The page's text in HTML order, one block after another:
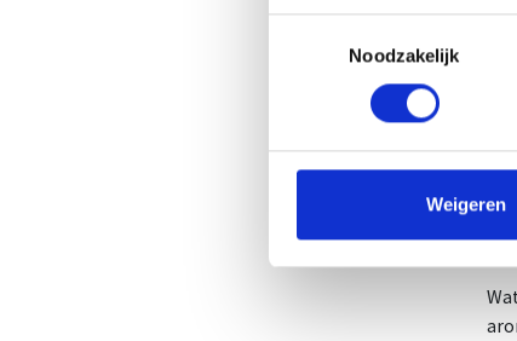
Noodzakelijk
Weigeren